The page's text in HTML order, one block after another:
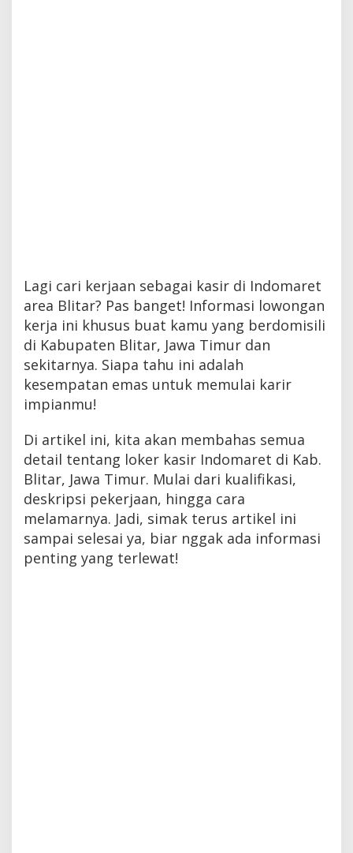
Lagi cari kerjaan sebagai kasir di Indomaret
area Blitar? Pas banget! Informasi lowongan
kerja ini khusus buat kamu yang berdomisili
di Kabupaten Blitar, Jawa Timur dan
sekitarnya. Siapa tahu ini adalah
kesempatan emas untuk memulai karir
impianmu!
Di artikel ini, kita akan membahas semua
detail tentang loker kasir Indomaret di Kab.
Blitar, Jawa Timur. Mulai dari kualifikasi,
deskripsi pekerjaan, hingga cara
melamarnya. Jadi, simak terus artikel ini
sampai selesai ya, biar nggak ada informasi
penting yang terlewat!